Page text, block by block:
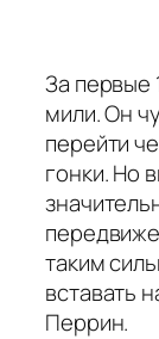
За первые
мили. Он
перейти
гонки. Но
таким
вставать
Перрин.